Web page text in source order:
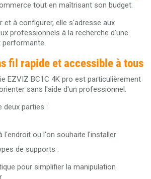
tout en maîtrisant son budget.
et à configurer, elle s'adresse aux
professionnels à la recherche d'une
fil rapide et accessible à tous
EZVIZ BC1C 4K pro est particulièrement
sans l'aide d'un professionnel.
deux parties :
l'endroit ou l'on souhaite l'installer
de supports :
pour simplifier la manipulation